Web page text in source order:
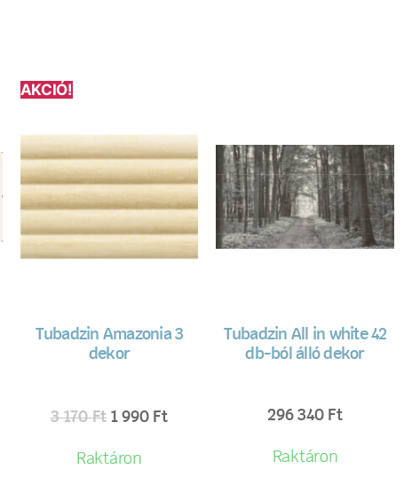
AKCIÓ!
Tubadzin Amazonia 3
dekor
3 170Ft 1 990 Ft
Raktáron
Tubadzin All in white 42
db-ból álló dekor
296 340 Ft
Raktáron